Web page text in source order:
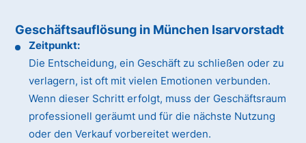
Geschäftsauflösung in München Isarvorstadt
Zeitpunkt:
Die Entscheidung, ein Geschäft zu schließen oder zu
verlagern, ist oft mit vielen Emotionen verbunden.
Wenn dieser Schritt erfolgt, muss der Geschäftsraum
professionell geräumt und für die nächste Nutzung
oder den Verkauf vorbereitet werden.